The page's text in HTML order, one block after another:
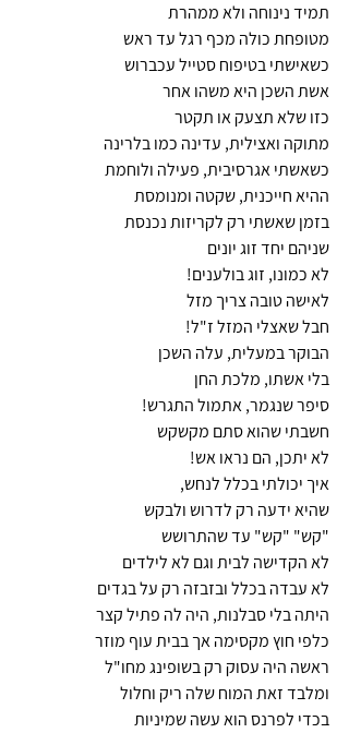
תמיד נינוחה ולא ממהרת
מטופחת כולה מכף רגל עד ראש
כשאישתי בטיפוח סטייל עכברוש
אשת השכן היא משהו אחר
כזו שלא תצעק או תקטר
מתוקה ואצילית, עדינה כמו בלרינה
כשאשתי אגרסיבית, פעילה ולוחמת
ההיא חייכנית, שקטה ומנומסת
בזמן שאשתי רק לקריזות נכנסת
שניהם יחד זוג יונים
לא כמונו, זוג בולענים!
לאישה טובה צריך מזל
חבל שאצלי המזל ז"ל!
הבוקר במעלית, עלה השכן
בלי אשתו, מלכת החן
סיפר שנגמר, אתמול התגרש!
חשבתי שהוא סתם מקשקש
לא יתכן, הם נראו אש!
איך יכולתי בכלל לנחש,
שהיא ידעה רק לדרוש ולבקש
"קש" "קש" עד שהתרושש
לא הקדישה לבית וגם לא לילדים
לא עבדה בכלל ובזבזה רק על בגדים
היתה בלי סבלנות, היה לה פתיל קצר
כלפי חוץ מקסימה אך בבית עוף מוזר
ראשה היה עסוק רק בשופינג מחו"ל
ומלבד זאת המוח שלה ריק וחלול
בכדי לפרנס הוא עשה שמיניות